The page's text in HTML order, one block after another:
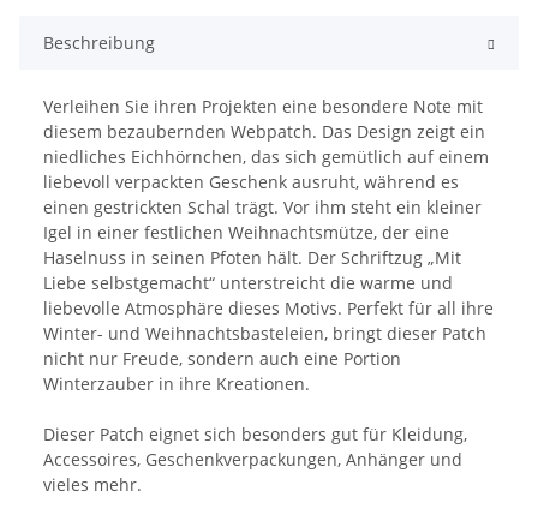
Beschreibung
Verleihen Sie ihren Projekten eine besondere Note mit
diesem bezaubernden Webpatch. Das Design zeigt ein
niedliches Eichhörnchen, das sich gemütlich auf einem
liebevoll verpackten Geschenk ausruht, während es
einen gestrickten Schal trägt. Vor ihm steht ein kleiner
Igel in einer festlichen Weihnachtsmütze, der eine
Haselnuss in seinen Pfoten hält. Der Schriftzug „Mit
Liebe selbstgemacht“ unterstreicht die warme und
liebevolle Atmosphäre dieses Motivs. Perfekt für all ihre
Winter- und Weihnachtsbasteleien, bringt dieser Patch
nicht nur Freude, sondern auch eine Portion
Winterzauber in ihre Kreationen.
Dieser Patch eignet sich besonders gut für Kleidung,
Accessoires, Geschenkverpackungen, Anhänger und
vieles mehr.